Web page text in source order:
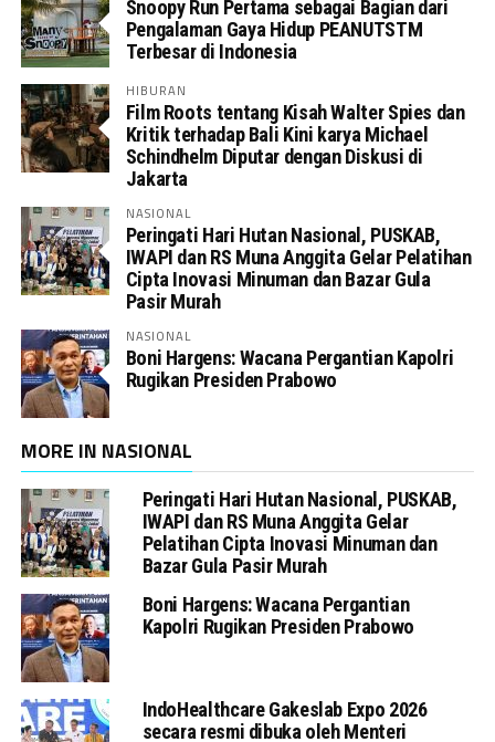
Snoopy Run Pertama sebagai Bagian dari
Pengalaman Gaya Hidup PEANUTSTM
Terbesar di Indonesia
HIBURAN
Film Roots tentang Kisah Walter Spies dan
Kritik terhadap Bali Kini karya Michael
Schindhelm Diputar dengan Diskusi di
Jakarta
NASIONAL
Peringati Hari Hutan Nasional, PUSKAB,
IWAPI dan RS Muna Anggita Gelar Pelatihan
Cipta Inovasi Minuman dan Bazar Gula
Pasir Murah
NASIONAL
Boni Hargens: Wacana Pergantian Kapolri
Rugikan Presiden Prabowo
MORE IN NASIONAL
Peringati Hari Hutan Nasional, PUSKAB,
IWAPI dan RS Muna Anggita Gelar
Pelatihan Cipta Inovasi Minuman dan
Bazar Gula Pasir Murah
Boni Hargens: Wacana Pergantian
Kapolri Rugikan Presiden Prabowo
IndoHealthcare Gakeslab Expo 2026
secara resmi dibuka oleh Menteri